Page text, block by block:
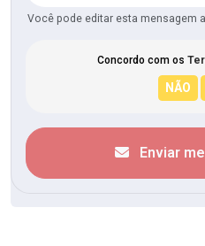
Você pode editar esta mensagem
Concordo com os
Enviar